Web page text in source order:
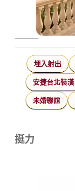
埋入射出
安捷台北裝潢
未婚聯誼
挺力